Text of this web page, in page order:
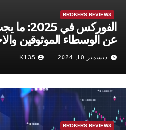
BROKERS REVIEWS
الفوركس في
عن الوسطاء الموثوقين
ديسمبر 10, 2024 K13S
BROKERS REVIEWS